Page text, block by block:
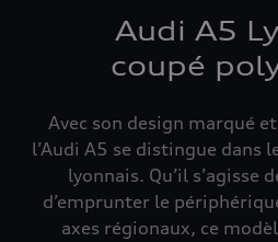
Audi A5
coupé
Avec son design marqué
l’Audi A5 se distingue dans
lyonnais. Qu’il s’agisse
d’emprunter le
axes régionaux, ce